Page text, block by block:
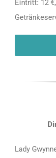
Eintritt: 12
Lady